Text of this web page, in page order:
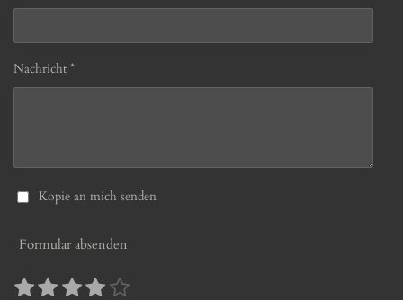
Nachricht *
Kopie an mich senden
Formular absenden
B
1 2 3 4 5
B